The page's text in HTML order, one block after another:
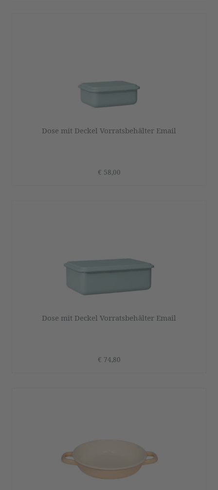
Dose mit Deckel Vorratsbehälter Email
€ 58,00
Dose mit Deckel Vorratsbehälter Email
€ 74,80